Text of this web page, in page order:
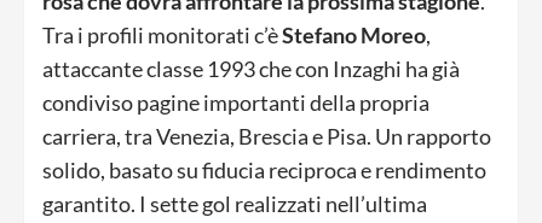
Tra i profili monitorati c’èStefano Moreo,
attaccante classe 1993 che con Inzaghi ha già
condiviso pagine importanti della propria
carriera, tra Venezia, Brescia e Pisa. Un rapporto
solido, basato su fiducia reciproca e rendimento
garantito. I sette gol realizzati nell’ultima